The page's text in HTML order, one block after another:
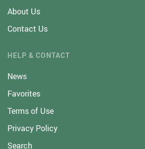
About Us
Contact Us
HELP & CONTACT
News
Favorites
Terms of Use
Privacy Policy
Search